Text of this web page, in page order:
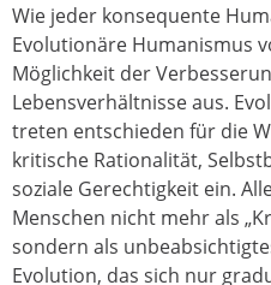
Wie jeder konsequente
Evolutionäre Humanismus
Möglichkeit der
Lebensverhältnisse aus.
treten entschieden für die
kritische Rationalität,
soziale Gerechtigkeit ein.
Menschen nicht mehr als
sondern als
Evolution, das sich nur